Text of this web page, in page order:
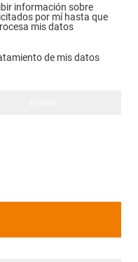
información sobre
por mí hasta que
mis datos
de mis datos